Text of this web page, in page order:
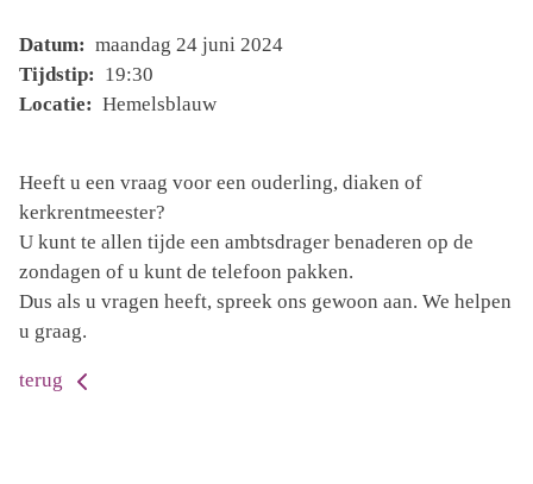
Datum: maandag 24 juni 2024
Tijdstip: 19:30
Locatie: Hemelsblauw
Heeft u een vraag voor een ouderling, diaken of
kerkrentmeester?
U kunt te allen tijde een ambtsdrager benaderen op de
zondagen of u kunt de telefoon pakken.
Dus als u vragen heeft, spreek ons gewoon aan. We helpen
u graag.
terug